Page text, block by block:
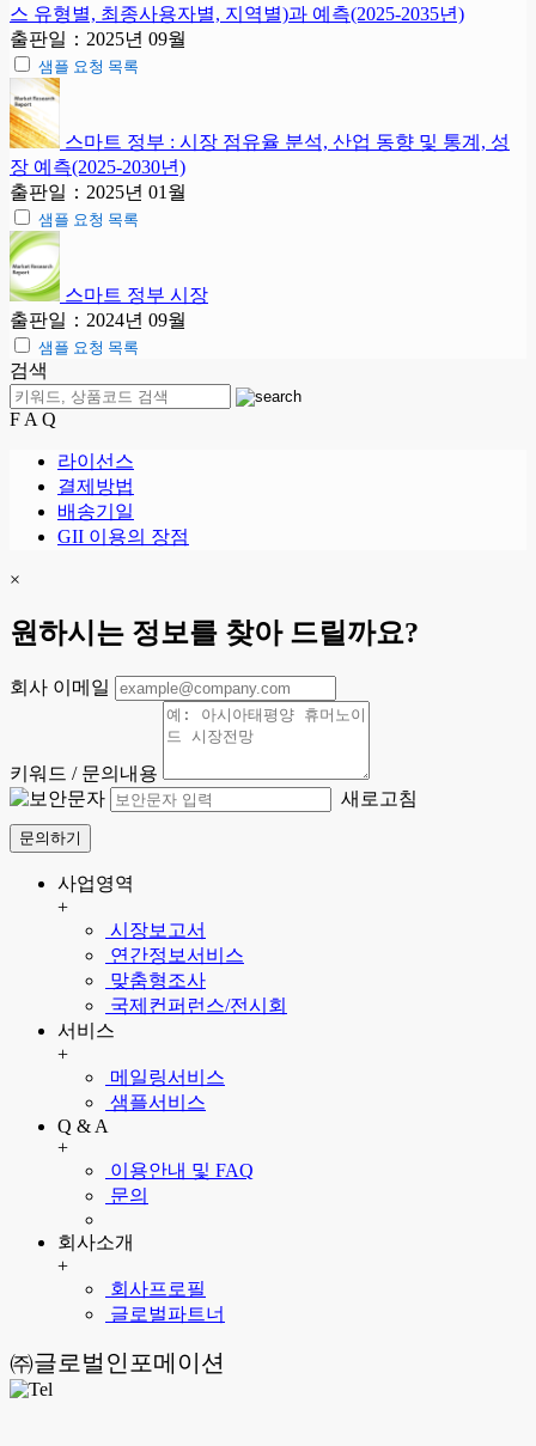
스 유형별, 최종사용자별, 지역별)과 예측(2025-2035년)
출판일：2025년 09월
샘플 요청 목록
스마트 정부 : 시장 점유율 분석, 산업 동향 및 통계, 성
장 예측(2025-2030년)
출판일：2025년 01월
샘플 요청 목록
스마트 정부 시장
출판일：2024년 09월
샘플 요청 목록
검색
F A Q
라이선스
결제방법
배송기일
GII 이용의 장점
×
원하시는 정보를 찾아 드릴까요?
회사 이메일
키워드 / 문의내용
새로고침
문의하기
사업영역
+
시장보고서
연간정보서비스
맞춤형조사
국제컨퍼런스/전시회
서비스
+
메일링서비스
샘플서비스
Q & A
+
이용안내 및 FAQ
문의
회사소개
+
회사프로필
글로벌파트너
㈜글로벌인포메이션